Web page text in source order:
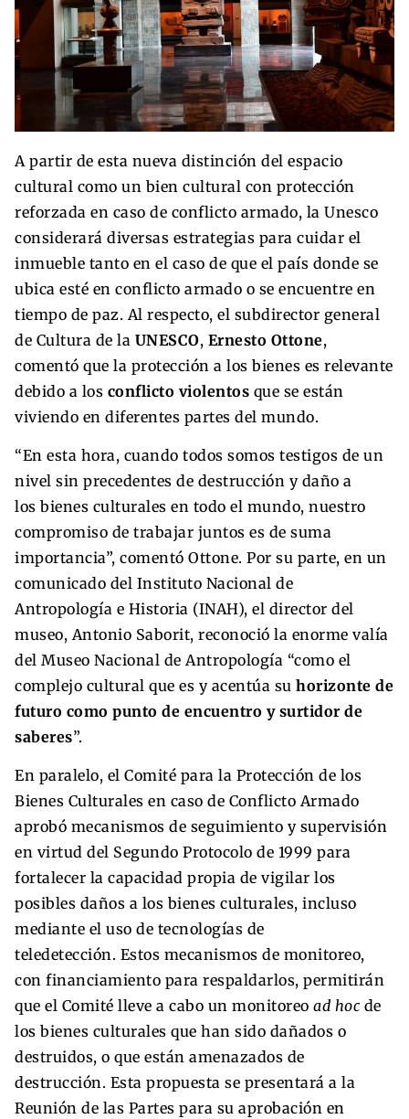
A partir de esta nueva distinción del espacio
cultural como un bien cultural con protección
reforzada en caso de conflicto armado, la Unesco
considerará diversas estrategias para cuidar el
inmueble tanto en el caso de que el país donde se
ubica esté en conflicto armado o se encuentre en
tiempo de paz. Al respecto, el subdirector general
de Cultura de la UNESCO, Ernesto Ottone,
comentó que la protección a los bienes es relevante
debido a los conflicto violentos que se están
viviendo en diferentes partes del mundo.
“En esta hora, cuando todos somos testigos de un
nivel sin precedentes de destrucción y daño a
los bienes culturales en todo el mundo, nuestro
compromiso de trabajar juntos es de suma
importancia”, comentó Ottone. Por su parte, en un
comunicado del Instituto Nacional de
Antropología e Historia (INAH), el director del
museo, Antonio Saborit, reconoció la enorme valía
del Museo Nacional de Antropología “como el
complejo cultural que es y acentúa su horizonte de
futuro como punto de encuentro y surtidor de
saberes”.
En paralelo, el Comité para la Protección de los
Bienes Culturales en caso de Conflicto Armado
aprobó mecanismos de seguimiento y supervisión
en virtud del Segundo Protocolo de 1999 para
fortalecer la capacidad propia de vigilar los
posibles daños a los bienes culturales, incluso
mediante el uso de tecnologías de
teledetección. Estos mecanismos de monitoreo,
con financiamiento para respaldarlos, permitirán
que el Comité lleve a cabo un monitoreo ad hoc de
los bienes culturales que han sido dañados o
destruidos, o que están amenazados de
destrucción. Esta propuesta se presentará a la
Reunión de las Partes para su aprobación en